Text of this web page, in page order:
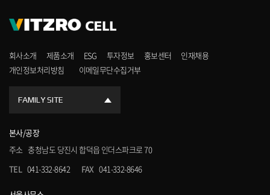
회사소개 제품소개 ESG 투자정보 홍보센터
인재채용
개인정보처리방침
이메일무단수집거부
FAMILY SITE
본사/공장
주소 충청남도 당진시 합덕읍 인더스파크로 70
TEL
041-332-8642 FAX 041-332-8646